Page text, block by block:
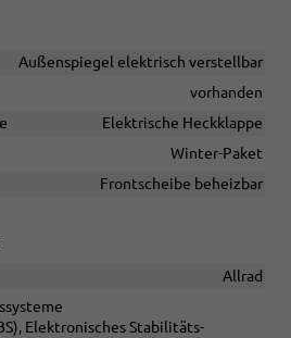
Außenspiegel elektrisch verstellbar
vorhanden
Elektrische Heckklappe
Winter-Paket
Frontscheibe beheizbar
Allrad
Elektronisches Stabilitäts-